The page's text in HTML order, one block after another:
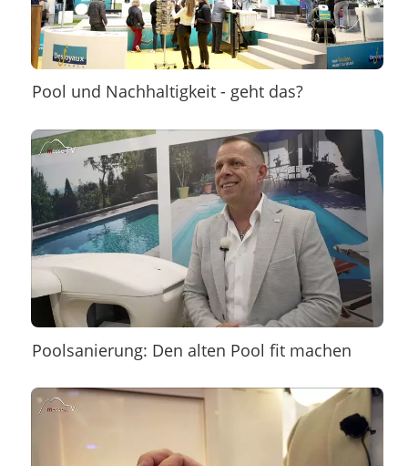
Pool und Nachhaltigkeit - geht das?
Poolsanierung: Den alten Pool fit machen